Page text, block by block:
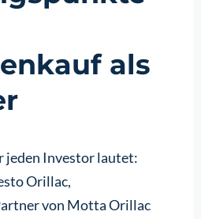
als
jeden Investor lautet:
Orillac,
von Motta Orillac